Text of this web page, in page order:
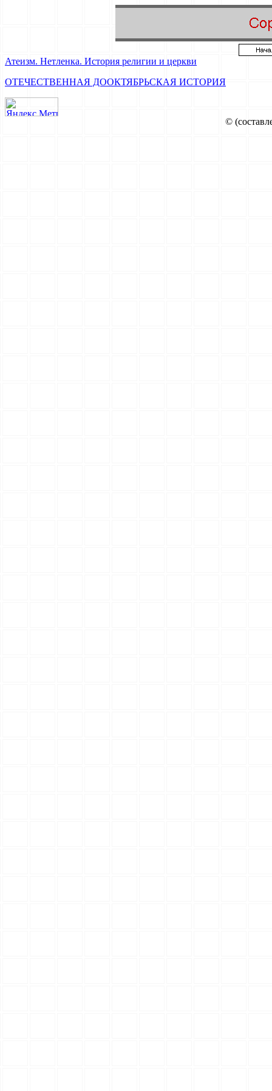
Атеизм. Нетленка. История религии и церкви
ОТЕЧЕСТВЕННАЯ ДООКТЯБРЬСКАЯ ИСТОРИЯ
©